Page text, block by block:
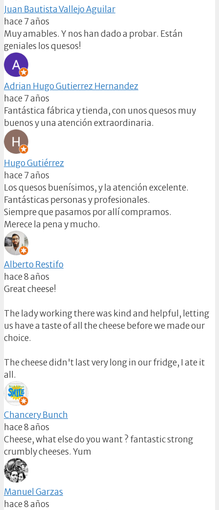
Juan Bautista Vallejo Aguilar
hace 7 años
Muy amables. Y nos han dado a probar. Están
geniales los quesos!
Adrian Hugo Gutierrez Hernandez
hace 7 años
Fantástica fábrica y tienda, con unos quesos muy
buenos y una atención extraordinaria.
Hugo Gutiérrez
hace 7 años
Los quesos buenísimos, y la atención excelente.
Fantásticas personas y profesionales.
Siempre que pasamos por allí compramos.
Merece la pena y mucho.
Alberto Restifo
hace 8 años
Great cheese!
The lady working there was kind and helpful, letting
us have a taste of all the cheese before we made our
choice.
The cheese didn't last very long in our fridge, I ate it
all.
Chancery Bunch
hace 8 años
Cheese, what else do you want ? fantastic strong
crumbly cheeses. Yum
Manuel Garzas
hace 8 años